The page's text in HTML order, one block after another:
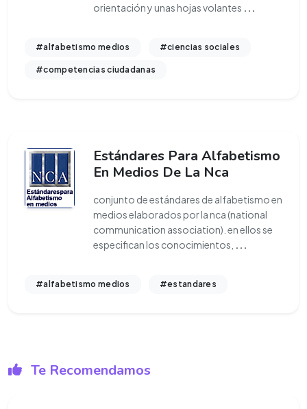
orientación y unas hojas volantes ...
#alfabetismo medios #ciencias sociales
#competencias ciudadanas
Estándares Para Alfabetismo
En Medios De La Nca
conjunto de estándares de alfabetismo en
medios elaborados por la nca (national
communication association). en ellos se
especifican los conocimientos, ...
#alfabetismo medios #estandares
Te Recomendamos